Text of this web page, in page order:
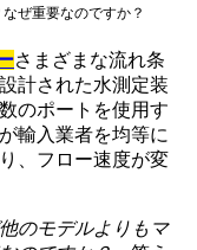
ぜ重要なのですか？
さまざまな流れ条
計された水測定装
のポートを使用す
輸入業者を均等に
、フロー速度が変
他のモデルよりもマ